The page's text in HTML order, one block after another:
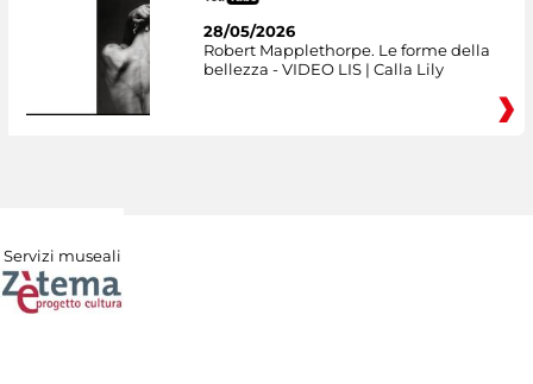
28/05/2026
Robert Mapplethorpe. Le forme della
bellezza - VIDEO LIS | Calla Lily
Servizi museali